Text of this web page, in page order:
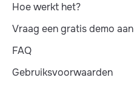
Hoe werkt het?
Vraag een gratis demo aan
FAQ
Gebruiksvoorwaarden